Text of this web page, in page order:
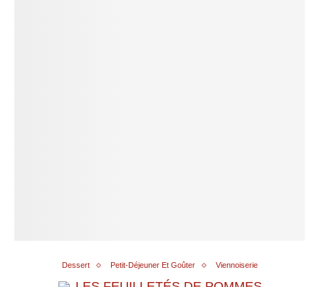
Dessert Petit-Déjeuner Et Goûter Viennoiserie